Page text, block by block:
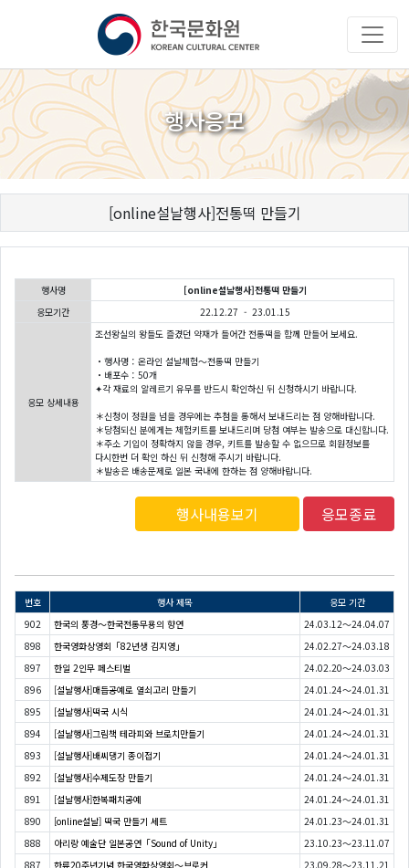
행사응모
[online설날행사]전통떡 만들기
행사명
[online설날행사]전통떡 만들기
응모기간
22.12.27 - 23.01.15
응모 상세내용
조선왕실의 왕들도 즐겼던 약재가 들어간 전통떡을 함께 만들어 보세요.
・행사명：온라인 설날체험〜전통떡 만들기
・배포수：50개
✦각 재료의 알레르기 유무를 반드시 확인하신 뒤 신청하시기 바랍니다.
＊신청이 정원을 넘을 경우에는 추첨을 통해서 보내드리는 점 양해바랍니다.
＊당첨되신 분에게는 체험키트를 보내드리며 당첨 여부는 발송으로 대신합니다.
＊주소 기입이 정확하지 않을 경우, 키트를 발송할 수 없으므로 회원정보를
다시한번 더 확인 하신 뒤 신청해 주시기 바랍니다.
＊발송은 배송문제로 일본 국내에 한하는 점 양해바랍니다.
행사내용보기 응모종료
번호 행사 제목
응모 기간
902
한국의 풍경～한국전통무용의 향연
24.03.12～24.04.07
898
한국영화상영회「82년생 김지영」
24.02.27～24.03.18
897
한일 2인무 페스티벌
24.02.20～24.03.03
896
[설날행사]매듭공예로 열쇠고리 만들기
24.01.24～24.01.31
895
[설날행사]떡국 시식
24.01.24～24.01.31
894
[설날행사]그림책 테라피와 브로치만들기
24.01.24～24.01.31
893
[설날행사]배씨댕기 종이접기
24.01.24～24.01.31
892
[설날행사]수제도장 만들기
24.01.24～24.01.31
891
[설날행사]한복패치공예
24.01.24～24.01.31
890
[online설날] 떡국 만들기 세트
24.01.23～24.01.31
888
아리랑 예술단 일본공연「Sound of Unity」
23.10.23～23.11.07
887
한류20주년기념 한국영화상영회〜브로커
23.09.28～23.11.21